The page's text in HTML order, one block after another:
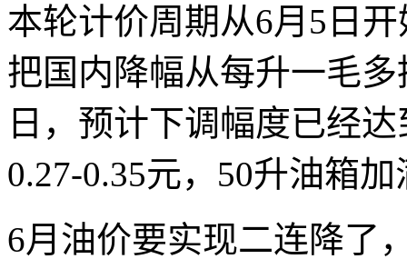
本轮计价周期从6月5日
把国内降幅从每升一毛
日，预计下调幅度已经
0.27-0.35元，50升油箱
6月油价要实现二连降了